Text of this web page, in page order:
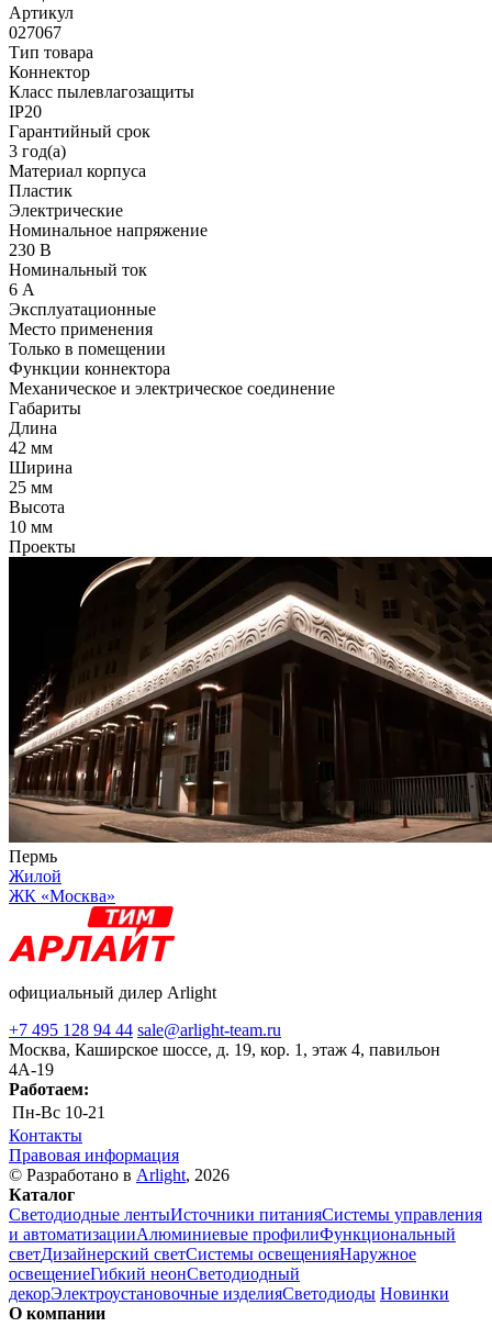
Артикул
027067
Тип товара
Коннектор
Класс пылевлагозащиты
IP20
Гарантийный срок
3 год(а)
Материал корпуса
Пластик
Электрические
Номинальное напряжение
230 В
Номинальный ток
6 А
Эксплуатационные
Место применения
Только в помещении
Функции коннектора
Механическое и электрическое соединение
Габариты
Длина
42 мм
Ширина
25 мм
Высота
10 мм
Проекты
Пермь
Жилой
ЖК «Москва»
официальный дилер Arlight
+7 495 128 94 44 sale@arlight-team.ru
Москва, Каширское шоссе, д. 19, кор. 1, этаж 4, павильон
4А-19
Работаем:
Пн-Вс 10-21
Контакты
Правовая информация
© Разработано в Arlight, 2026
Каталог
Светодиодные лентыИсточники питанияСистемы управления
и автоматизацииАлюминиевые профилиФункциональный
светДизайнерский светСистемы освещенияНаружное
освещениеГибкий неонСветодиодный
декорЭлектроустановочные изделияСветодиоды Новинки
О компании